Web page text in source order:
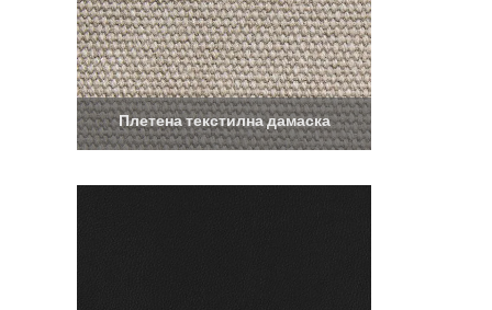
Плетена текстилна дамаска